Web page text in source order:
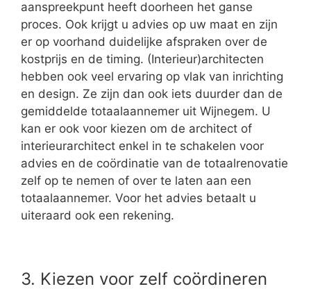
aanspreekpunt heeft doorheen het ganse
proces. Ook krijgt u advies op uw maat en zijn
er op voorhand duidelijke afspraken over de
kostprijs en de timing. (Interieur)architecten
hebben ook veel ervaring op vlak van inrichting
en design. Ze zijn dan ook iets duurder dan de
gemiddelde totaalaannemer uit Wijnegem. U
kan er ook voor kiezen om de architect of
interieurarchitect enkel in te schakelen voor
advies en de coördinatie van de totaalrenovatie
zelf op te nemen of over te laten aan een
totaalaannemer. Voor het advies betaalt u
uiteraard ook een rekening.
3. Kiezen voor zelf coördineren